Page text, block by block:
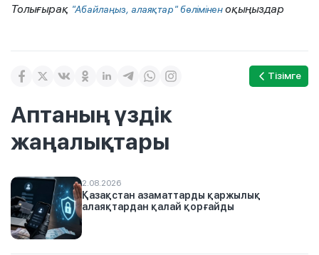
Толығырақ "Абайлаңыз, алаяқтар" бөліміненоқыңыздар
Тізімге
Аптаның үздік
жаңалықтары
2.08.2026
Қазақстан азаматтарды қаржылық
алаяқтардан қалай қорғайды